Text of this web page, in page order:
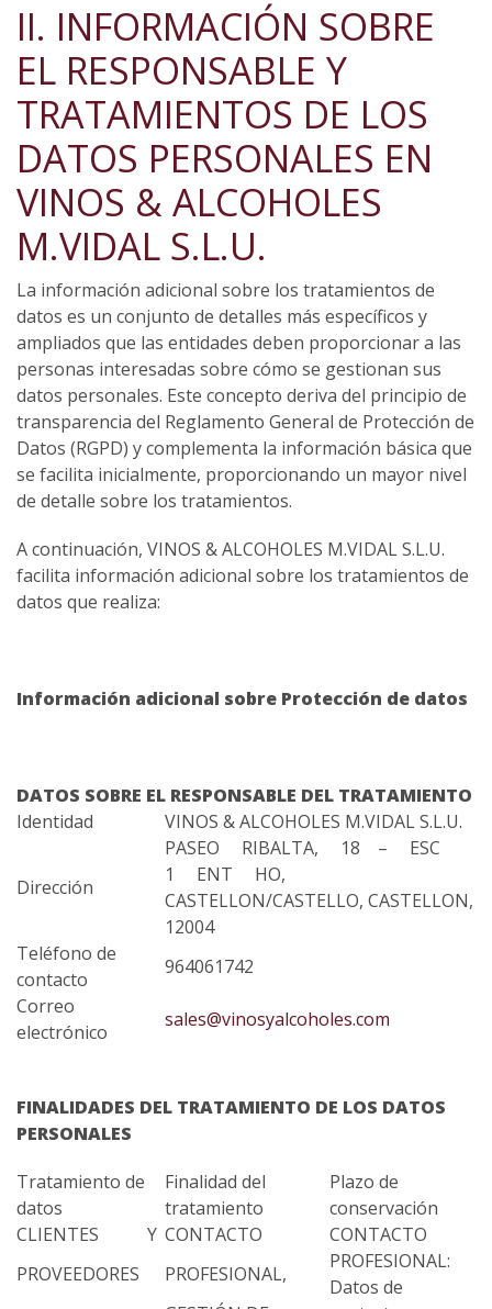
II. INFORMACIÓN SOBRE
EL RESPONSABLE Y
TRATAMIENTOS DE LOS
DATOS PERSONALES EN
VINOS & ALCOHOLES
M.VIDAL S.L.U.
La información adicional sobre los tratamientos de
datos es un conjunto de detalles más específicos y
ampliados que las entidades deben proporcionar a las
personas interesadas sobre cómo se gestionan sus
datos personales. Este concepto deriva del principio de
transparencia del Reglamento General de Protección de
Datos (RGPD) y complementa la información básica que
se facilita inicialmente, proporcionando un mayor nivel
de detalle sobre los tratamientos.
A continuación, VINOS & ALCOHOLES M.VIDAL S.L.U.
facilita información adicional sobre los tratamientos de
datos que realiza:
Información adicional sobre Protección de datos
DATOS SOBRE EL RESPONSABLE DEL TRATAMIENTO
Identidad
VINOS & ALCOHOLES M.VIDAL S.L.U.
Dirección
PASEO RIBALTA, 18 – ESC
1 ENT HO,
CASTELLON/CASTELLO, CASTELLON,
12004
Teléfono de
contacto
964061742
Correo
electrónico
sales@vinosyalcoholes.com
FINALIDADES DEL TRATAMIENTO DE LOS DATOS
PERSONALES
Tratamiento de
datos
Finalidad del
tratamiento
Plazo de
conservación
CLIENTES
Y CONTACTO
CONTACTO
PROVEEDORES
PROFESIONAL,
PROFESIONAL:
Datos de